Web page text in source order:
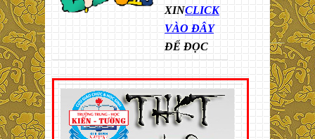
XINCLICK
VÀO ĐÂY
ĐỂ ĐỌC